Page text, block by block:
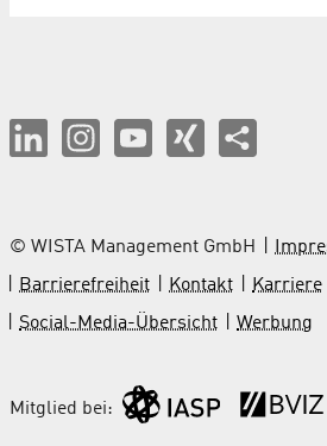
© WISTA Management GmbH
Barrierefreiheit
Kontakt Karriere
Social-Media-Übersicht
Werbung
Mitglied bei: